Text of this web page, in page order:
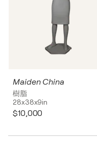
Maiden China
樹脂
28x38x9in
$10,000